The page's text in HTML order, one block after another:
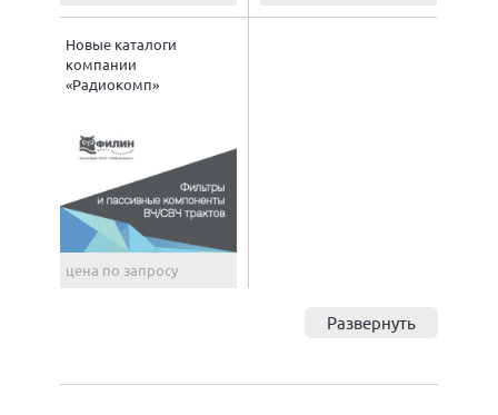
Новые каталоги
компании
«Радиокомп»
цена по запросу
Развернуть